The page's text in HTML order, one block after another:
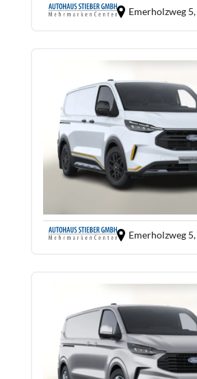
Emerholzweg 5,
Emerholzweg 5,